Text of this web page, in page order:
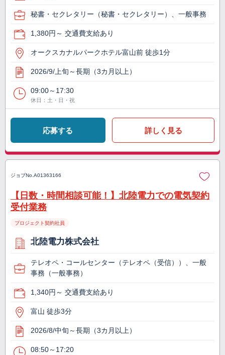
秘書・セクレタリー（秘書・セクレタリー）、一般事務
1,380円～ 交通費支給あり
オークスカナルパークホテル富山前 徒歩1分
2026/9/上旬～長期（3カ月以上）
09:00～17:30
休日：土・日・祝
応募する 詳しく見る
ジョブNo. A01363166
【日数・時間相談可能！】北陸電力での電気契約
受付業務
プロジェクト契約社員
北陸電力株式会社
テレオペ・コールセンター（テレオペ（受信））、一般
事務（一般事務）
1,340円～ 交通費支給あり
富山 徒歩3分
2026/8/中旬～長期（3カ月以上）
08:50～17:20